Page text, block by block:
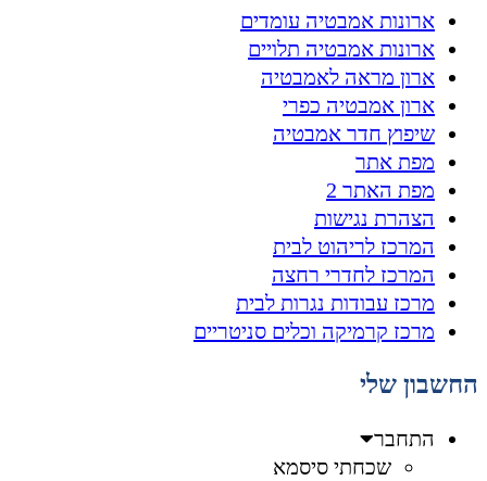
ארונות אמבטיה עומדים
ארונות אמבטיה תלויים
ארון מראה לאמבטיה
ארון אמבטיה כפרי
שיפוץ חדר אמבטיה
מפת אתר
מפת האתר 2
הצהרת נגישות
המרכז לריהוט לבית
המרכז לחדרי רחצה
מרכז עבודות נגרות לבית
מרכז קרמיקה וכלים סניטריים
החשבון שלי
התחבר
שכחתי סיסמא